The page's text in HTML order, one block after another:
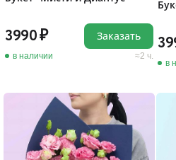
3990
в наличии 2 ч.
Заказать
в